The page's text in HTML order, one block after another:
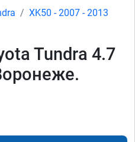
XK50 - 2007 - 2013
Tundra 4.7